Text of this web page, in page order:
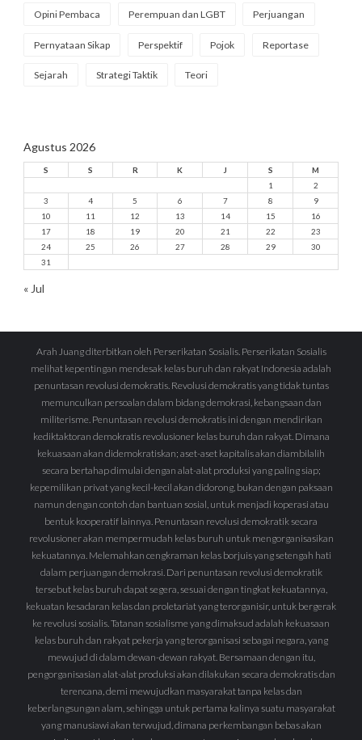
Opini Pembaca Perempuan dan LGBT Perjuangan
Pernyataan Sikap Perspektif Pojok Reportase
Sejarah Strategi Taktik Teori
Agustus 2026
S S R K J S
M
1
2
3
4 5 6 7 8
9
10
11 12 13 14 15
16
17
18 19 20 21 22
23
24
25 26 27 28 29
30
31
« Jul
Arah Juang diterbitkan oleh Perserikatan Sosialis. Perserikatan Sosialis
melihat kepentingan mendesak kelas buruh dan rakyat Indonesia adalah
penuntasan revolusi demokratis. Revolusi demokratis yang tidak tuntas
memunculkan persoalan dalam bidang demokrasi, kebangsaan dan
militerisme. Penuntasan revolusi demokratis ini dengan mendirikan
kediktaktoran demokratis revolusioner kelas buruh dan rakyat. Dimana
kekuasaan akan didemokratiskan; aset-aset kapitalis akan diambilalih
secara bertahap dimulai dengan alat-alat produksi yang paling siap;
kepemilikan privat yang kecil-kecil akan didorong, bukan dengan paksaan
namun dengan contoh dan bantuan sosial, untuk menjadi koperasi atau
bentuk kooperatif lainnya. Penuntasan revolusi demokratik secara
revolusioner akan mempermudah kelas buruh untuk mengorganisasikan
kekuatannya. Melemahkan cengkraman kelas borjuis yang setengah hati
dalam perjuangan demokrasi. Dari penuntasan revolusi demokratik
tersebut kelas buruh dapat segera, sesuai dengan tingkat kekuatannya,
kekuatan kesadaran kelas dan proletariat yang terorganisir, untuk bergerak
ke revolusi sosialis. Tatanan sosialisme yang dimaksud adalah kekuasaan
kelas buruh dan rakyat pekerja yang terorganisasi sebagai negara, yang
mewujud di dalam dewan-dewan rakyat. Bersamaan dengan itu,
pengorganisasian alat-alat produksi akan dilakukan secara demokratis dan
terencana, demi mewujudkan masyarakat tanpa kelas dan
keberlangsungan alam, sehingga untuk pertama kalinya suatu masyarakat
yang manusiawi akan terwujud, dimana perkembangan bebas akan